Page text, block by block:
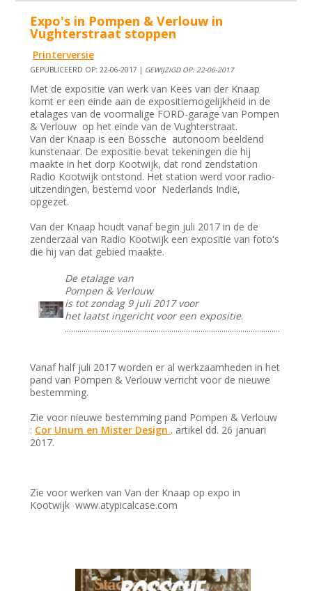
Expo's in Pompen & Verlouw in
Vughterstraat stoppen
Printerversie
GEPUBLICEERD OP: 22-06-2017 | GEWIJZIGD OP: 22-06-2017
Met de expositie van werk van Kees van der Knaap
komt er een einde aan de expositiemogelijkheid in de
etalages van de voormalige FORD-garage van Pompen
& Verlouw op het einde van de Vughterstraat.
Van der Knaap is een Bossche autonoom beeldend
kunstenaar. De expositie bevat tekeningen die hij
maakte in het dorp Kootwijk, dat rond zendstation
Radio Kootwijk ontstond. Het station werd voor radio-
uitzendingen, bestemd voor Nederlands Indië,
opgezet.
Van der Knaap houdt vanaf begin juli 2017 in de de
zenderzaal van Radio Kootwijk een expositie van foto's
die hij van dat gebied maakte.
De etalage van
Pompen & Verlouw
is tot zondag 9 juli 2017 voor
het laatst ingericht voor een expositie.
.......................................................................................................
Vanaf half juli 2017 worden er al werkzaamheden in het
pand van Pompen & Verlouw verricht voor de nieuwe
bestemming.
Zie voor nieuwe bestemming pand Pompen & Verlouw
: Cor Unum en Mister Design . artikel dd. 26 januari
2017.
Zie voor werken van Van der Knaap op expo in
Kootwijk www.atypicalcase.com